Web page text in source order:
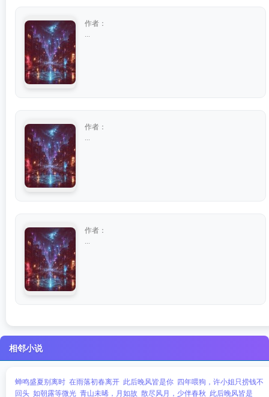
作者：
作者：
作者：
相邻小说
蝉鸣盛夏别离时 在雨落初春离开 此后晚风皆是你 四年喂狗，许小姐只捞钱不
回头 如朝露等微光 青山未晞，月如故 散尽风月，少伴春秋 此后晚风皆是